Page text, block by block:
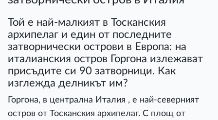
Той е най-малкият в Тосканския
архипелаг и един от последните
затворнически острови в Европа: на
италианския остров Горгона излежават
присъдите си 90 затворници. Как
изглежда делникът им?
Горгона, в централна Италия , е най-северният
остров от Тосканския архипелаг. С площ от